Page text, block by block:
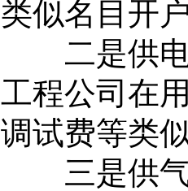
类似名目开
二是供电
工程公司在
调试费等类
三是供气